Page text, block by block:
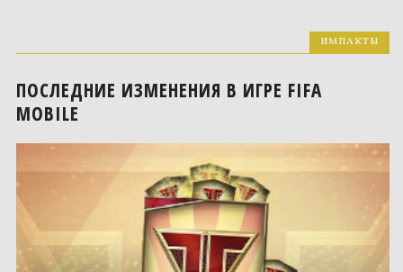
ИМПАКТЫ
ПОСЛЕДНИЕ ИЗМЕНЕНИЯ В ИГРЕ FIFA
MOBILE